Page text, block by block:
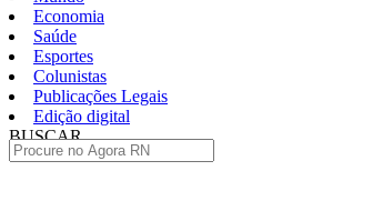
Economia
Saúde
Esportes
Colunistas
Publicações Legais
Edição digital
BUSCAR